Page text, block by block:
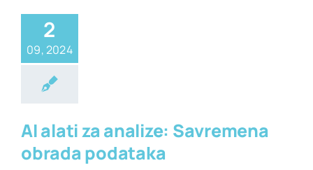
2
09, 2024
AI alati za analize: Savremena
obrada podataka